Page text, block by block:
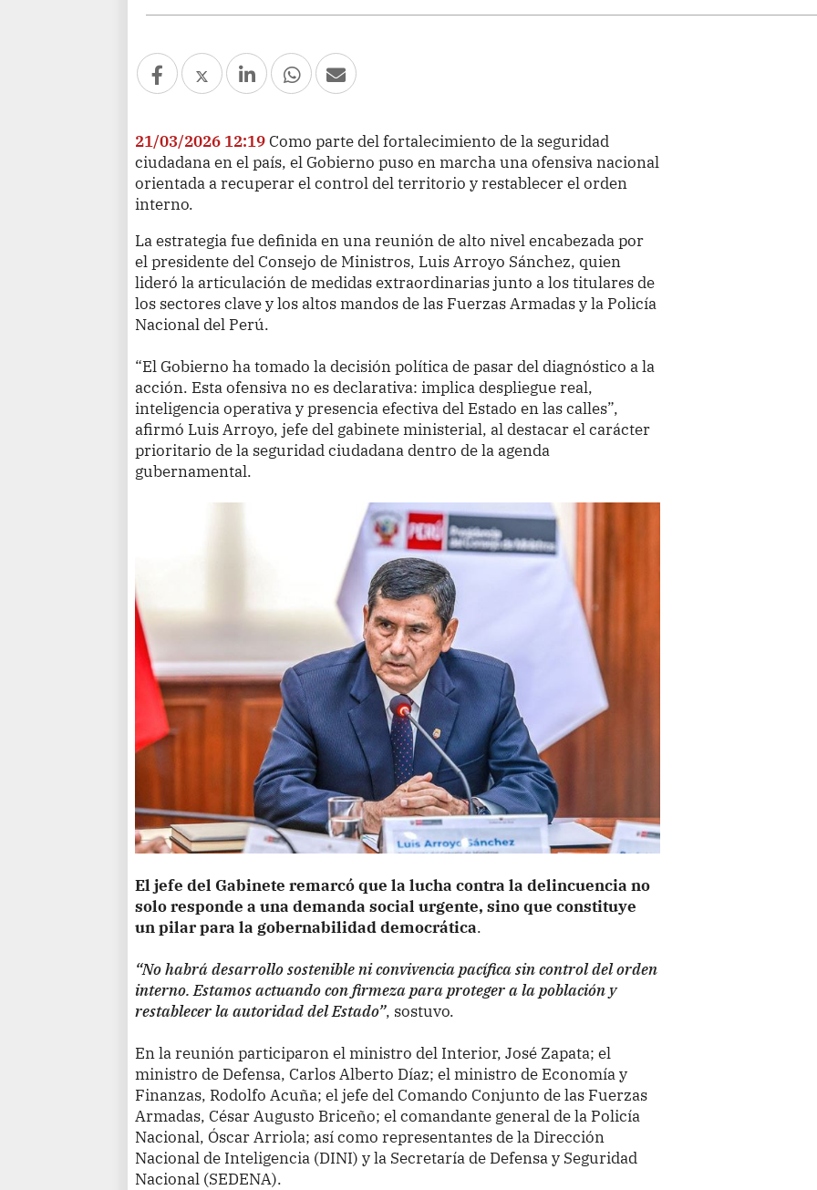
21/03/2026 12:19Como parte del fortalecimiento de la seguridad
ciudadana en el país, el Gobierno puso en marcha una ofensiva nacional
orientada a recuperar el control del territorio y restablecer el orden
interno.
La estrategia fue definida en una reunión de alto nivel encabezada por
el presidente del Consejo de Ministros, Luis Arroyo Sánchez, quien
lideró la articulación de medidas extraordinarias junto a los titulares de
los sectores clave y los altos mandos de las Fuerzas Armadas y la Policía
Nacional del Perú.
“El Gobierno ha tomado la decisión política de pasar del diagnóstico a la
acción. Esta ofensiva no es declarativa: implica despliegue real,
inteligencia operativa y presencia efectiva del Estado en las calles”,
afirmó Luis Arroyo, jefe del gabinete ministerial, al destacar el carácter
prioritario de la seguridad ciudadana dentro de la agenda
gubernamental.
El jefe del Gabinete remarcó que la lucha contra la delincuencia no
solo responde a una demanda social urgente, sino que constituye
un pilar para la gobernabilidad democrática.
“No habrá desarrollo sostenible ni convivencia pacífica sin control del orden
interno. Estamos actuando con firmeza para proteger a la población y
restablecer la autoridad del Estado”, sostuvo.
En la reunión participaron el ministro del Interior, José Zapata; el
ministro de Defensa, Carlos Alberto Díaz; el ministro de Economía y
Finanzas, Rodolfo Acuña; el jefe del Comando Conjunto de las Fuerzas
Armadas, César Augusto Briceño; el comandante general de la Policía
Nacional, Óscar Arriola; así como representantes de la Dirección
Nacional de Inteligencia (DINI) y la Secretaría de Defensa y Seguridad
Nacional (SEDENA).